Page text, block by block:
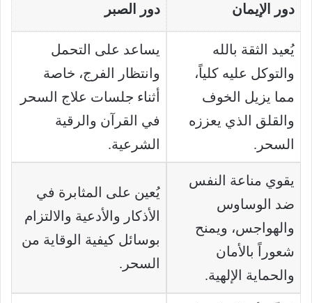
دور الإيمان دور الصبر
يُعيد الثقة بالله
والتوكل عليه كلياً،
مما يزيل الخوف
والقلق الذي يعززه
السحر.
يساعد على التحمل
وانتظار الفرج، خاصة
أثناء جلسات علاج السحر
في القرآن والرقية
الشرعية.
يقوي مناعة النفس
ضد الوساوس
والهواجس، ويمنح
شعوراً بالأمان
والحماية الإلهية.
يُعين على المثابرة في
الأذكار والأدعية والالتزام
بوسائل كيفية الوقاية من
السحر.